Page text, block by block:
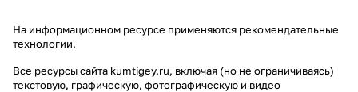
На информационном ресурсе применяются рекомендательные
технологии.
Все ресурсы сайта kumtigey.ru, включая (но не ограничиваясь)
текстовую, графическую, фотографическую и видео